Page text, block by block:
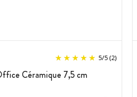
5/5(2)
Céramique 7,5 cm